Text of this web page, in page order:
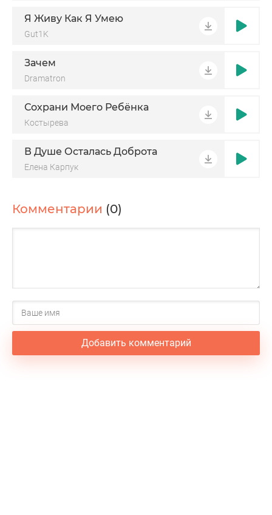
Я Живу Как Я Умею
Gut1K
Зачем
Dramatron
Сохрани Моего Ребёнка
Костырева
В Душе Осталась Доброта
Елена Карпук
Комментарии (0)
Добавить комментарий